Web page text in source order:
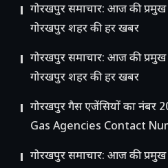
गोरखपुर समाचार: आज की
गोरखपुर शहर की हर खबर
गोरखपुर समाचार: आज की
गोरखपुर शहर की हर खबर
गोरखपुर गैस एजेंसियों का नंबर
Gas Agencies Contact
गोरखपुर समाचार: आज की